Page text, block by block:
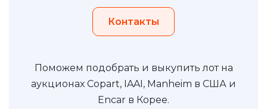
Контакты
Поможем подобрать и выкупить лот на
аукционах Copart, IAAI, Manheim в США и
Encar в Корее.